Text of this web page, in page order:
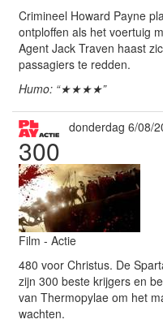
Crimineel Howard Payne
ontploffen als het voertuig
Agent Jack Traven haast
passagiers te redden.
Humo: “★★★★”
donderdag 6/08/
300
Film - Actie
480 voor Christus. De
zijn 300 beste krijgers en
van Thermopylae om het
wachten.